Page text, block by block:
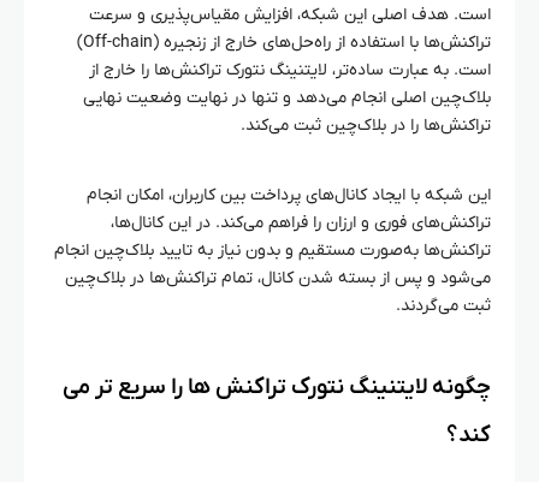
است. هدف اصلی این شبکه، افزایش مقیاس‌پذیری و سرعت
تراکنش‌ها با استفاده از راه‌حل‌های خارج از زنجیره (Off-chain)
است. به عبارت ساده‌تر، لایتنینگ نتورک تراکنش‌ها را خارج از
بلاک‌چین اصلی انجام می‌دهد و تنها در نهایت وضعیت نهایی
تراکنش‌ها را در بلاک‌چین ثبت می‌کند.
این شبکه با ایجاد کانال‌های پرداخت بین کاربران، امکان انجام
تراکنش‌های فوری و ارزان را فراهم می‌کند. در این کانال‌ها،
تراکنش‌ها به‌صورت مستقیم و بدون نیاز به تایید بلاک‌چین انجام
می‌شود و پس از بسته شدن کانال، تمام تراکنش‌ها در بلاک‌چین
ثبت می‌گردند.
چگونه لایتنینگ نتورک تراکنش‌ ها را سریع‌ تر می‌
کند؟